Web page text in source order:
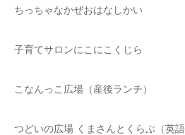
ちっちゃなかぜおはなしかい
子育てサロンにこにこくじら
こなんっこ広場（産後ランチ）
つどいの広場 くまさんとくらぶ（英語